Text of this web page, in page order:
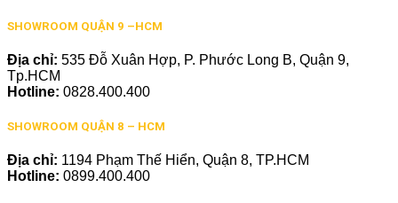
SHOWROOM QUẬN 9 –HCM
Địa chỉ: 535 Đỗ Xuân Hợp, P. Phước Long B, Quận 9,
Tp.HCM
Hotline: 0828.400.400
SHOWROOM QUẬN 8 – HCM
Địa chỉ: 1194 Phạm Thế Hiển, Quận 8, TP.HCM
Hotline: 0899.400.400